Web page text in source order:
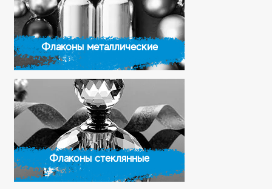
Флаконы металлические
Флаконы стеклянные